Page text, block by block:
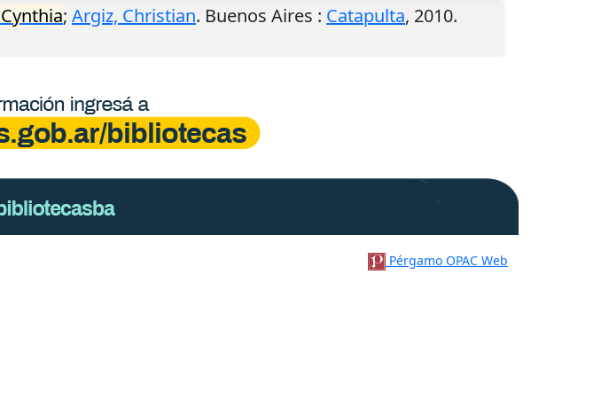
Cynthia; Argiz, Christian. Buenos Aires : Catapulta, 2010.
Pérgamo OPAC Web